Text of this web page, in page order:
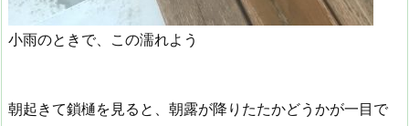
小雨のときで、この濡れよう
朝起きて鎖樋を見ると、朝露が降りたたかどうかが一目で